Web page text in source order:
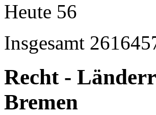
Heute 56
Insgesamt
Recht -
Bremen